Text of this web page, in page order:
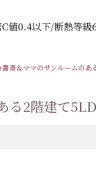
値0.4以下/断熱等
斎＆ママのサンルームの
る2階建て